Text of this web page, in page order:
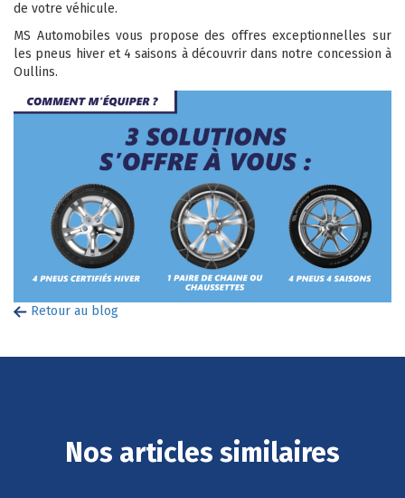
de votre véhicule.
MS Automobiles vous propose des offres exceptionnelles sur
les pneus hiver et 4 saisons à découvrir dans notre concession à
Oullins.
Retour au blog
Nos articles similaires